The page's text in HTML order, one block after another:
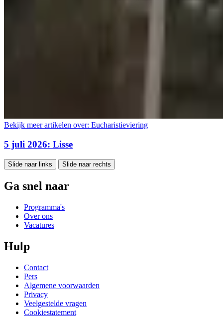
Bekijk meer artikelen over: Eucharistieviering
5 juli 2026: Lisse
Slide naar links Slide naar rechts
Ga snel naar
Programma's
Over ons
Vacatures
Hulp
Contact
Pers
Algemene voorwaarden
Privacy
Veelgestelde vragen
Cookiestatement